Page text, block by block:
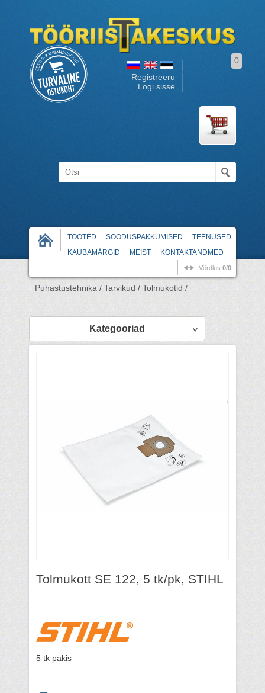
Registreeru
Logi sisse
0
TOOTED SOODUSPAKKUMISED
TEENUSED
KAUBAMÄRGID
MEIST KONTAKTANDMED
Võrdlus 0/0
Puhastustehnika / Tarvikud / Tolmukotid /
Kategooriad
Tolmukott SE 122, 5 tk/pk, STIHL
5 tk pakis